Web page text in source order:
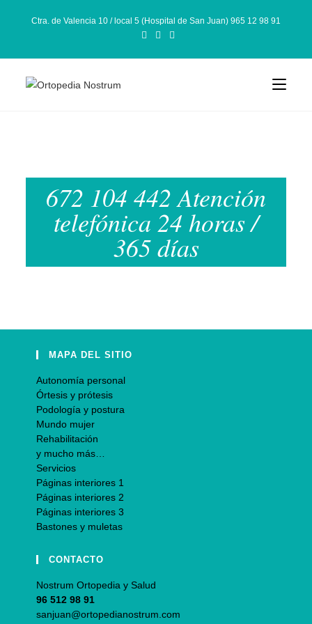
Ctra. de Valencia 10 / local 5 (Hospital de San Juan) 965 12 98 91
672 104 442 Atención
telefónica 24 horas /
365 días
MAPA DEL SITIO
Autonomía personal
Órtesis y prótesis
Podología y postura
Mundo mujer
Rehabilitación
y mucho más…
Servicios
Páginas interiores 1
Páginas interiores 2
Páginas interiores 3
Bastones y muletas
CONTACTO
Nostrum Ortopedia y Salud
96 512 98 91
sanjuan@ortopedianostrum.com